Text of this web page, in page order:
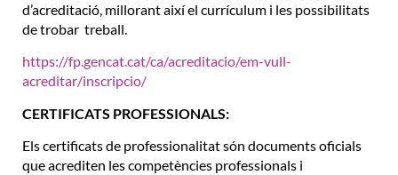
d’acreditació, millorant així el currículum i les possibilitats
de trobar treball.
https://fp.gencat.cat/ca/acreditacio/em-vull-
acreditar/inscripcio/
CERTIFICATS PROFESSIONALS:
Els certificats de professionalitat són documents oficials
que acrediten les competències professionals i